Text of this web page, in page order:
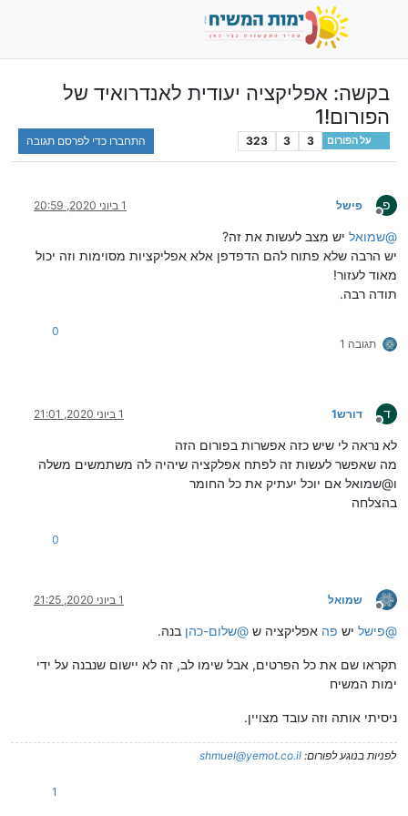
בקשה: אפליקציה יעודית לאנדרואיד של
הפורום!1
על הפורום 3
3
323 התחברו כדי לפרסם תגובה
פ
מנותק
פישל 1 ביוני 2020, 20:59
@שמואל יש מצב לעשות את זה?
יש הרבה שלא פתוח להם הדפדפן אלא אפליקציות מסוימות וזה יכול
מאוד לעזור!
תודה רבה.
תגובה 1
0
ד
מנותק
דורש1 1 ביוני 2020, 21:01
לא נראה לי שיש כזה אפשרות בפורום הזה
מה שאפשר לעשות זה לפתח אפלקציה שיהיה לה משתמשים משלה
ו@שמואל אם יוכל יעתיק את כל החומר
בהצלחה
0
מנותק
שמואל 1 ביוני 2020, 21:25
@פישל יש פה אפליקציה ש @שלום-כהן בנה.
תקראו שם את כל הפרטים, אבל שימו לב, זה לא יישום שנבנה על ידי
ימות המשיח
ניסיתי אותה וזה עובד מצויין.
לפניות בנוגע לפורום: shmuel@yemot.co.il
1